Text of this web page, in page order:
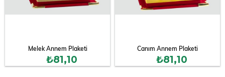
Melek Annem Plaketi
₺81,10
Canım Annem Plaketi
₺81,10